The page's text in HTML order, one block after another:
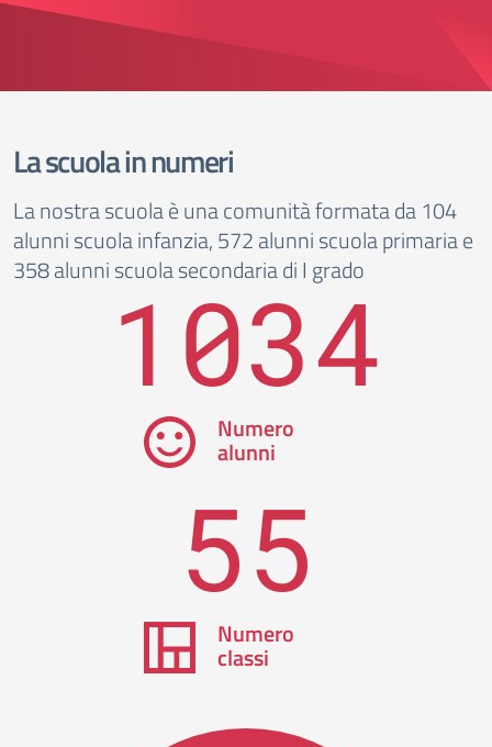
La scuola in numeri
La nostra scuola è una comunità formata da 104
alunni scuola infanzia, 572 alunni scuola primaria e
358 alunni scuola secondaria di I grado
1034
Numero
alunni
55
Numero
classi